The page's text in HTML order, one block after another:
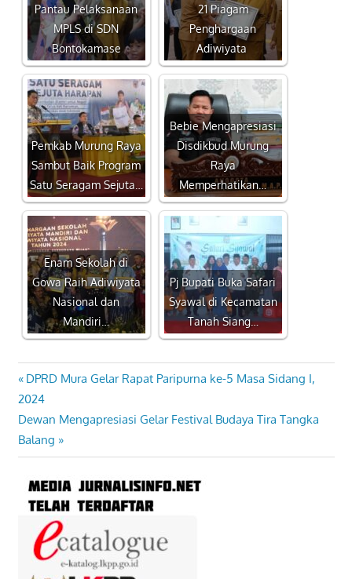
Pantau Pelaksanaan
MPLS di SDN
Bontokamase
21 Piagam
Penghargaan
Adiwiyata
Pemkab Murung Raya
Sambut Baik Program
Satu Seragam Sejuta…
Bebie Mengapresiasi
Disdikbud Murung
Raya
Memperhatikan…
Enam Sekolah di
Gowa Raih Adiwiyata
Nasional dan
Mandiri…
Pj Bupati Buka Safari
Syawal di Kecamatan
Tanah Siang…
Navigasi
pos
Previous
Post:
DPRD Mura Gelar Rapat Paripurna ke-5 Masa Sidang I,
2024
Next
Post:
Dewan Mengapresiasi Gelar Festival Budaya Tira Tangka
Balang